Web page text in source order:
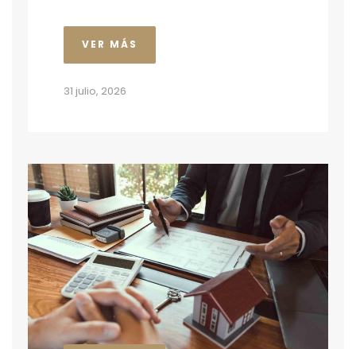
VER MÁS
31 julio, 2026